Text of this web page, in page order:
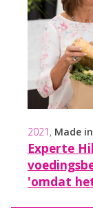
2021 , Made
Experte
'omdat